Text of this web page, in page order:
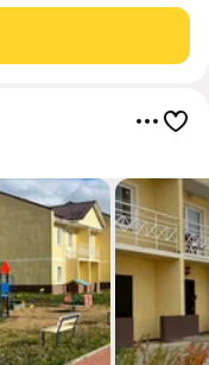
Петродворцовом